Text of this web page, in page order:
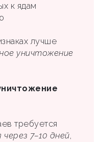
к ядам
лучше
уничтожение
требуется
7–10 дней,